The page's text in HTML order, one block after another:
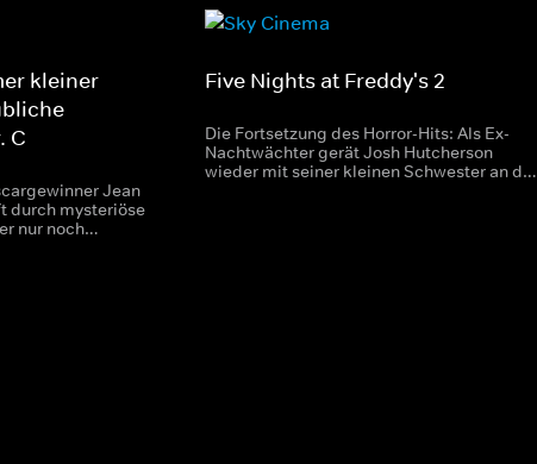
kleiner
C
Jean
durch mysteriöse
nur noch
Five Nights at Freddy's 2
Die Fortsetzung des Horror-Hits: Als Ex-
Nachtwächter gerät Josh Hutcherson
wieder mit seiner kleinen Schwester an die